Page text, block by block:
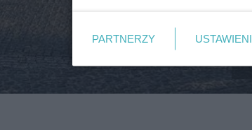
PARTNERZY